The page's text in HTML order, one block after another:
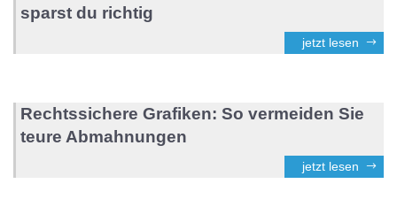
sparst du richtig
jetzt lesen
Rechtssichere Grafiken: So vermeiden Sie
teure Abmahnungen
jetzt lesen